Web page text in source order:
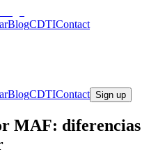
BlogCDTIContact
BlogCDTIContact Sign up
MAF: diferencias